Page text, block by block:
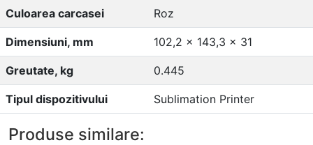
Culoarea carcasei Roz
Dimensiuni, mm 102,2 x 143,3 x 31
Greutate, kg 0.445
Tipul dispozitivului Sublimation Printer
Produse similare: